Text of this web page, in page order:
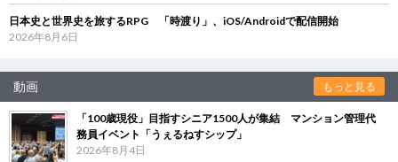
日本史と世界史を旅するRPG 「時渡り」、iOS/Androidで配信開始
2026年8月6日
動画 もっと見る
「100歳現役」目指すシニア1500人が集結 マンション管理代
務員イベント「うぇるねすシップ」
2026年8月4日